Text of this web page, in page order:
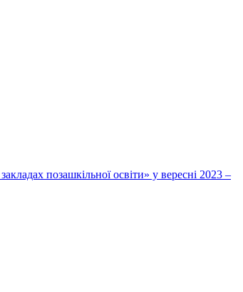
позашкільної освіти» у вересні 2023 –